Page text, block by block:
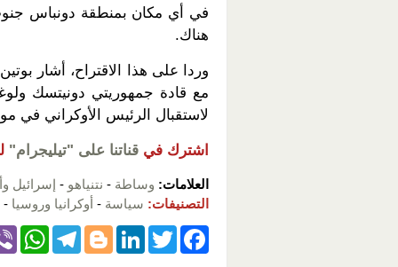
في أي مكان بمنطقة دونباس
هناك.
وردا على هذا الاقتراح، أشار
مع قادة جمهوريتي دونيتسك
لاستقبال الرئيس الأوكراني في
اشترك في قناتنا على "تيليجرام"
العلامات: وساطة - نتنياهو - إسرائيل
التصنيفات: سياسة - أوكرانيا وروسيا -
F
T
Li
Bl
T